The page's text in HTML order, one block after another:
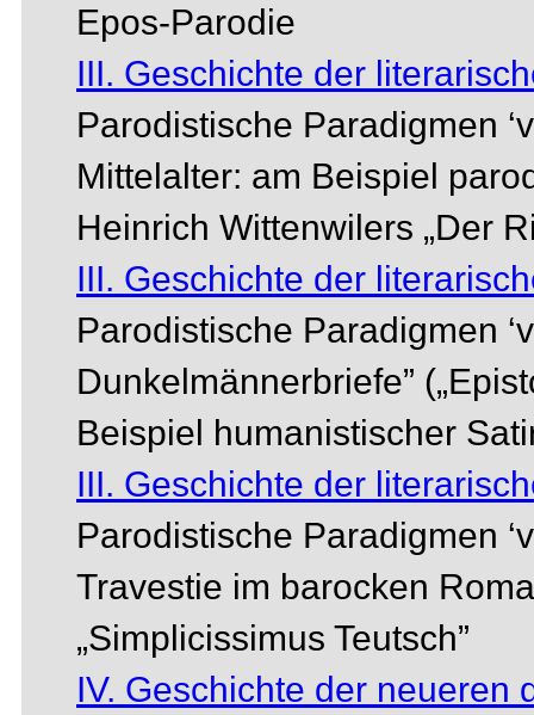
Epos-Parodie
III. Geschichte der
Parodistische Paradigmen
Mittelalter: am Beispiel
Heinrich Wittenwilers „Der
III. Geschichte der
Parodistische Paradigmen
Dunkelmännerbriefe”
Beispiel humanistischer
III. Geschichte der
Parodistische Paradigmen
Travestie im barocken
„Simplicissimus Teutsch”
IV. Geschichte der neueren